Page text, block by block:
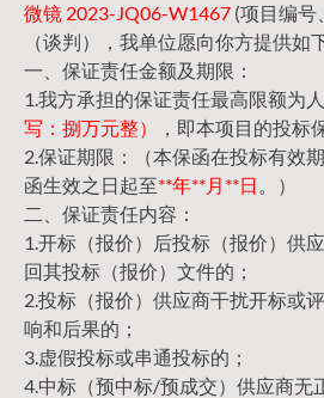
微镜 2023-JQ06-W1467 (项目编号
（谈判），我单位愿向你方提供如
一、保证责任金额及期限：
1.我方承担的保证责任最高限额为
写：捌万元整）
，即本项目的投标
2.保证期限：（本保函在投标有效
函生效之日起至**年**月**日 。）
二、保证责任内容：
1.开标（报价）后投标（报价）供
回其投标（报价）文件的；
2.投标（报价）供应商干扰开标或
响和后果的；
3.虚假投标或串通投标的；
4.中标（预中标/预成交）供应商无